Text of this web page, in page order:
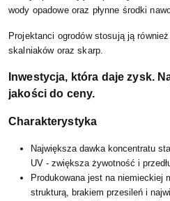
wody opadowe oraz płynne środki
Projektanci ogrodów stosują ją
skalniaków oraz skarp.
Inwestycja, która daje zysk.
jakości do ceny.
Charakterystyka
Największa dawka koncentratu
UV - zwiększa żywotność i
Produkowana jest na niemieckiej
strukturą, brakiem przesileń i